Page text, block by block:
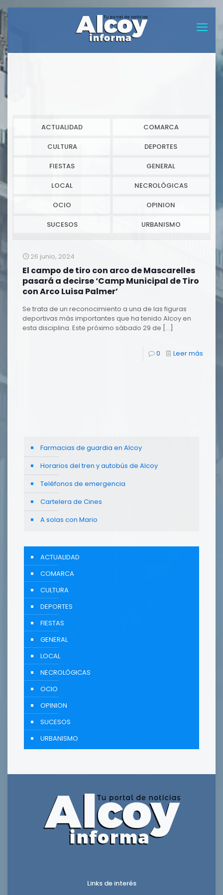
ACTUALIDAD COMARCA
CULTURA DEPORTES
FIESTAS GENERAL
LOCAL NECROLÓGICAS
OCIO OPINION
SUCESOS URBANISMO
26 junio, 2024
El campo de tiro con arco de Mascarelles
pasará a decirse ‘Camp Municipal de Tiro
con Arco Luisa Palmer’
Se trata de un reconocimiento a una de las figuras
deportivas más importantes que ha tenido Alcoy en
esta disciplina. Este próximo sábado 29 de […]
0 Leer más
Farmacias de guardia en Alcoy
Horarios del tren y autobús de Alcoy
Teléfonos de emergencia
Cartelera de Cines
A solas con Mario
ACTUALIDAD
COMARCA
CULTURA
DEPORTES
FIESTAS
GENERAL
LOCAL
NECROLÓGICAS
OCIO
OPINION
SUCESOS
URBANISMO
Links de interés